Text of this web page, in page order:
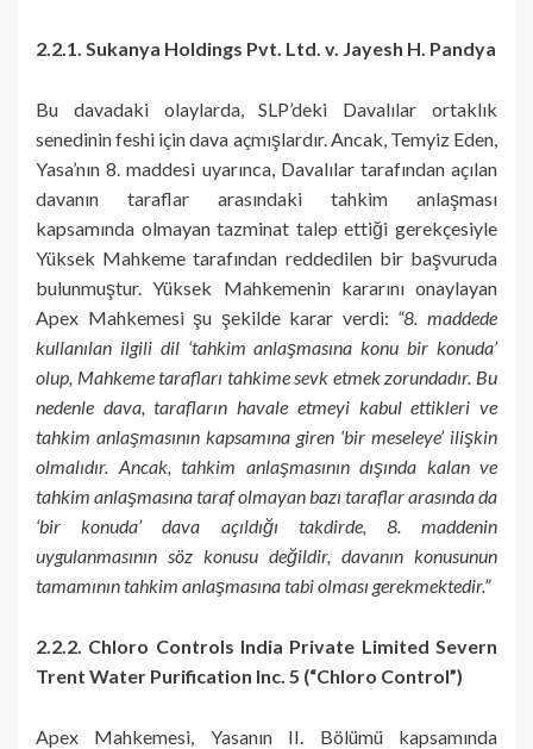
2.2.1. Sukanya Holdings Pvt. Ltd. v. Jayesh H. Pandya
Bu davadaki olaylarda, SLP’deki Davalılar ortaklık
senedinin feshi için dava açmışlardır. Ancak, Temyiz Eden,
Yasa’nın 8. maddesi uyarınca, Davalılar tarafından açılan
davanın taraflar arasındaki tahkim anlaşması
kapsamında olmayan tazminat talep ettiği gerekçesiyle
Yüksek Mahkeme tarafından reddedilen bir başvuruda
bulunmuştur. Yüksek Mahkemenin kararını onaylayan
Apex Mahkemesi şu şekilde karar verdi: “8. maddede
kullanılan ilgili dil ‘tahkim anlaşmasına konu bir konuda’
olup, Mahkeme tarafları tahkime sevk etmek zorundadır. Bu
nedenle dava, tarafların havale etmeyi kabul ettikleri ve
tahkim anlaşmasının kapsamına giren ‘bir meseleye’ ilişkin
olmalıdır. Ancak, tahkim anlaşmasının dışında kalan ve
tahkim anlaşmasına taraf olmayan bazı taraflar arasında da
‘bir konuda’ dava açıldığı takdirde, 8. maddenin
uygulanmasının söz konusu değildir, davanın konusunun
tamamının tahkim anlaşmasına tabi olması gerekmektedir.”
2.2.2. Chloro Controls India Private Limited Severn
Trent Water Purification Inc. 5 (“Chloro Control”)
Apex Mahkemesi, Yasanın II. Bölümü kapsamında